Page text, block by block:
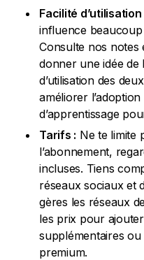
Facilité d’utilisation
influence beaucoup
Consulte nos notes
donner une idée de
d’utilisation des
améliorer
d’apprentissage
Tarifs : Ne te limite
l’abonnement,
incluses. Tiens
réseaux sociaux et
gères les réseaux
les prix pour
supplémentaires
premium.